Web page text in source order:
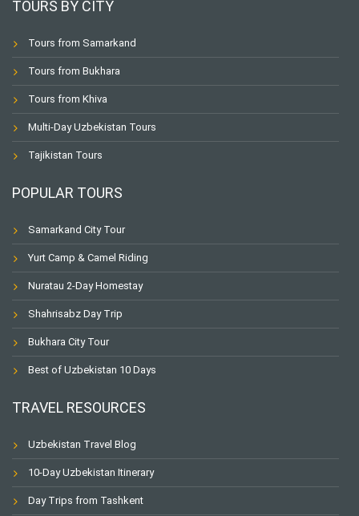
TOURS BY CITY
Tours from Samarkand
Tours from Bukhara
Tours from Khiva
Multi-Day Uzbekistan Tours
Tajikistan Tours
POPULAR TOURS
Samarkand City Tour
Yurt Camp & Camel Riding
Nuratau 2-Day Homestay
Shahrisabz Day Trip
Bukhara City Tour
Best of Uzbekistan 10 Days
TRAVEL RESOURCES
Uzbekistan Travel Blog
10-Day Uzbekistan Itinerary
Day Trips from Tashkent